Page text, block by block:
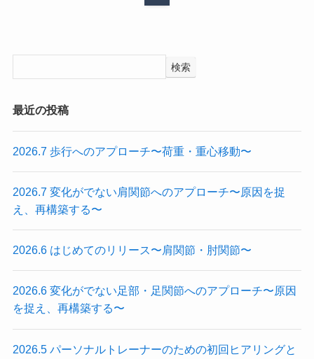
検索
最近の投稿
2026.7 歩行へのアプローチ〜荷重・重心移動〜
2026.7 変化がでない肩関節へのアプローチ〜原因を捉
え、再構築する〜
2026.6 はじめてのリリース〜肩関節・肘関節〜
2026.6 変化がでない足部・足関節へのアプローチ〜原因
を捉え、再構築する〜
2026.5 パーソナルトレーナーのための初回ヒアリングと